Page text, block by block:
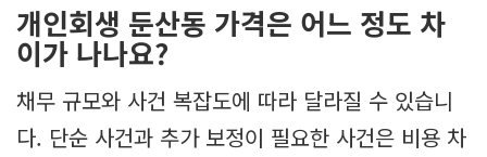
개인회생 둔산동 가격은 어느 정도 차
이가 나나요?
채무 규모와 사건 복잡도에 따라 달라질 수 있습니
다. 단순 사건과 추가 보정이 필요한 사건은 비용 차